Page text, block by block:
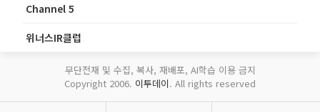
Channel 5
위너스IR클럽
무단전재 및 수집, 복사, 재배포, AI학습 이용 금지
Copyright 2006. 이투데이. All rights reserved